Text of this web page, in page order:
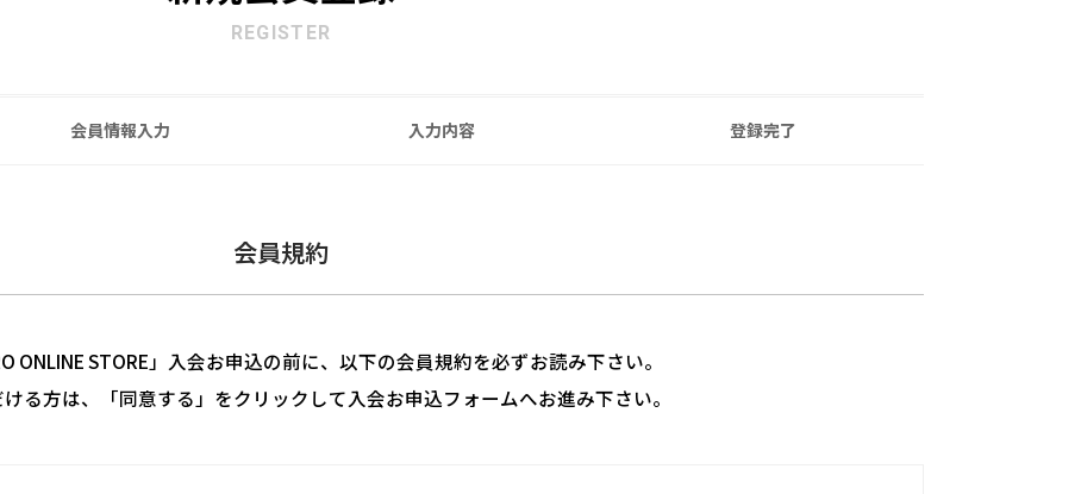
REGISTER
会員情報入力 入力内容 登録完了
会員規約
ONLINE STORE」入会お申込の前に、以下の会員規約を必ずお読み下さい。
る方は、「同意する」をクリックして入会お申込フォームへお進み下さい。